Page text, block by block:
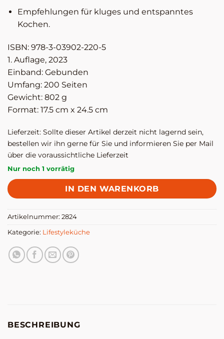
Empfehlungen für kluges und entspanntes
Kochen.
ISBN: 978-3-03902-220-5
1. Auflage, 2023
Einband: Gebunden
Umfang: 200 Seiten
Gewicht: 802 g
Format: 17.5 cm x 24.5 cm
Lieferzeit: Sollte dieser Artikel derzeit nicht lagernd sein,
bestellen wir ihn gerne für Sie und informieren Sie per Mail
über die voraussichtliche Lieferzeit
Nur noch 1 vorrätig
IN DEN WARENKORB
Artikelnummer: 2824
Kategorie: Lifestyleküche
BESCHREIBUNG